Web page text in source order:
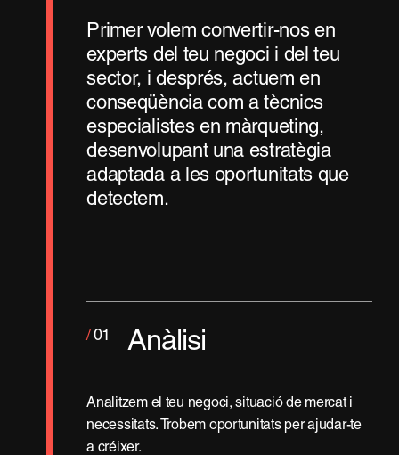
Primer volem convertir-nos en
experts del teu negoci i del teu
sector, i després, actuem en
conseqüència com a tècnics
especialistes en màrqueting,
desenvolupant una estratègia
adaptada a les oportunitats que
detectem.
/01 Anàlisi
Analitzem el teu negoci, situació de mercat i
necessitats. Trobem oportunitats per ajudar-te
a créixer.